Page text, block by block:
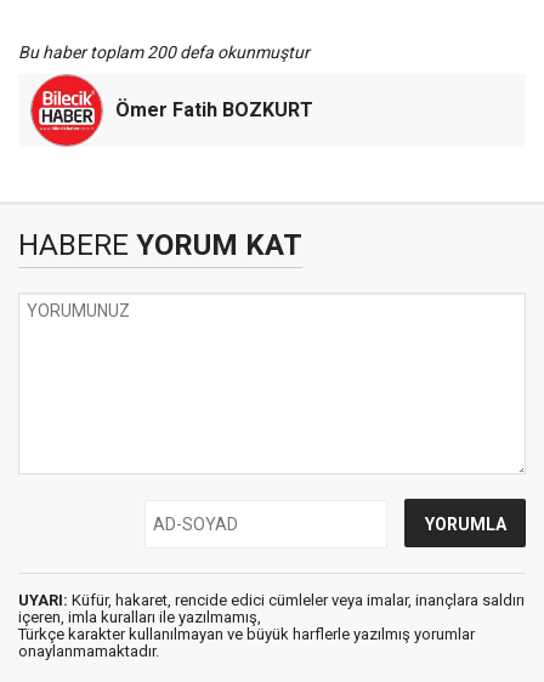
Bu haber toplam 200 defa okunmuştur
Ömer Fatih BOZKURT
HABERE YORUM KAT
UYARI: Küfür, hakaret, rencide edici cümleler veya imalar, inançlara saldırı
içeren, imla kuralları ile yazılmamış,
Türkçe karakter kullanılmayan ve büyük harflerle yazılmış yorumlar
onaylanmamaktadır.